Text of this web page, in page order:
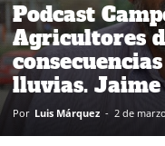
Podcast
Agricultores
lluvias.
Por Luis Márquez - 2 de